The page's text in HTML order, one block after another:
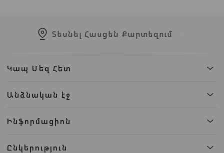
Տեսնել Հասցեն Քարտեզում
Կապ Մեզ Հետ
Անձնական էջ
Ինֆորմացիոն
Ընկերություն